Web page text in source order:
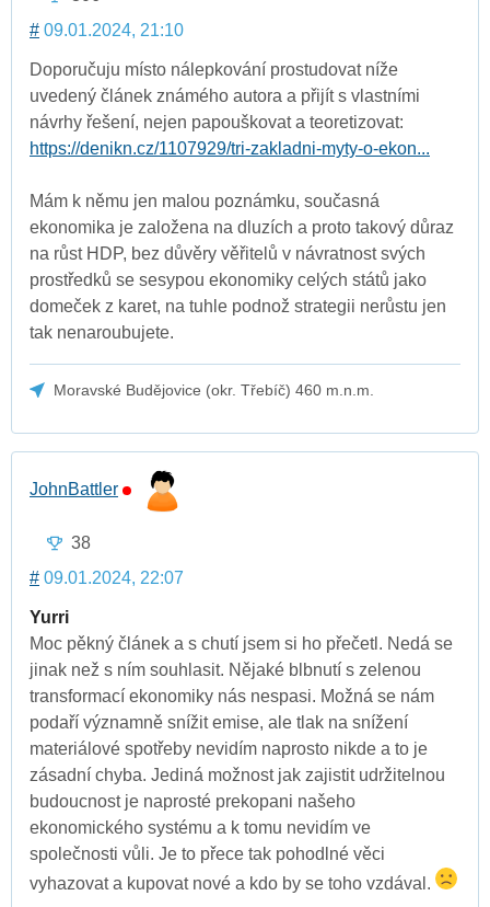
# 09.01.2024, 21:10
Doporučuju místo nálepkování prostudovat níže
uvedený článek známého autora a přijít s vlastními
návrhy řešení, nejen papouškovat a teoretizovat:
https://denikn.cz/1107929/tri-zakladni-myty-o-ekon...
Mám k němu jen malou poznámku, současná
ekonomika je založena na dluzích a proto takový důraz
na růst HDP, bez důvěry věřitelů v návratnost svých
prostředků se sesypou ekonomiky celých států jako
domeček z karet, na tuhle podnož strategii nerůstu jen
tak nenaroubujete.
Moravské Budějovice (okr. Třebíč) 460 m.n.m.
JohnBattler
38
# 09.01.2024, 22:07
Yurri
Moc pěkný článek a s chutí jsem si ho přečetl. Nedá se
jinak než s ním souhlasit. Nějaké blbnutí s zelenou
transformací ekonomiky nás nespasi. Možná se nám
podaří významně snížit emise, ale tlak na snížení
materiálové spotřeby nevidím naprosto nikde a to je
zásadní chyba. Jediná možnost jak zajistit udržitelnou
budoucnost je naprosté prekopani našeho
ekonomického systému a k tomu nevidím ve
společnosti vůli. Je to přece tak pohodlné věci
vyhazovat a kupovat nové a kdo by se toho vzdával.